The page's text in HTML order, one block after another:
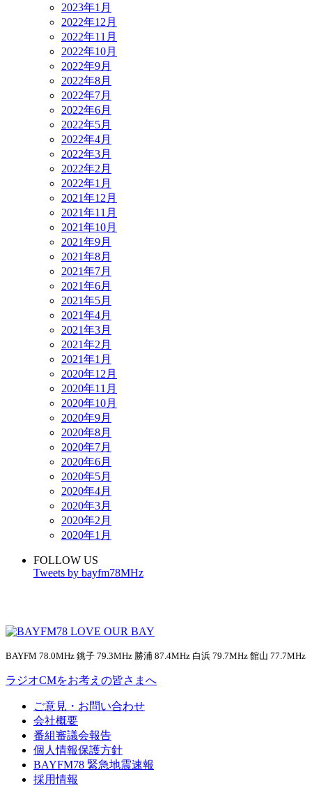
2023年1月
2022年12月
2022年11月
2022年10月
2022年9月
2022年8月
2022年7月
2022年6月
2022年5月
2022年4月
2022年3月
2022年2月
2022年1月
2021年12月
2021年11月
2021年10月
2021年9月
2021年8月
2021年7月
2021年6月
2021年5月
2021年4月
2021年3月
2021年2月
2021年1月
2020年12月
2020年11月
2020年10月
2020年9月
2020年8月
2020年7月
2020年6月
2020年5月
2020年4月
2020年3月
2020年2月
2020年1月
FOLLOW US
Tweets by bayfm78MHz
BAYFM 78.0MHz 銚子 79.3MHz 勝浦 87.4MHz 白浜 79.7MHz 館山 77.7MHz
ラジオCMをお考えの皆さまへ
ご意見・お問い合わせ
会社概要
番組審議会報告
個人情報保護方針
BAYFM78 緊急地震速報
採用情報